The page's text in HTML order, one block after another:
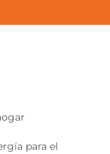
para el